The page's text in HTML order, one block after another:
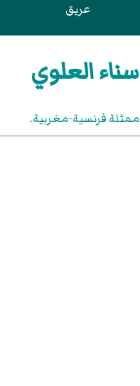
عريق
سناء العلوي
ممثلة فرنسية-مغربية.